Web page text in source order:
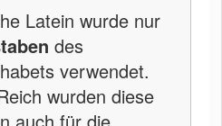
Latein wurde nur
des
verwendet.
wurden diese